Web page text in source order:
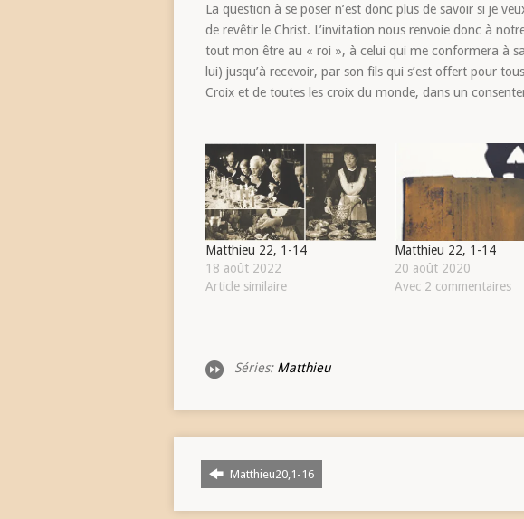
La question à se poser n’est donc plus de savoir si je
de revêtir le Christ. L’invitation nous renvoie donc à
tout mon être au « roi », à celui qui me conformera à
lui) jusqu’à recevoir, par son fils qui s’est offert pour
Croix et de toutes les croix du monde, dans un
Matthieu 22, 1-14
18 août 2022
Article similaire
Matthieu 22, 1-14
20 août 2020
Avec 2 commentaires
Séries: Matthieu
Matthieu20,1-16